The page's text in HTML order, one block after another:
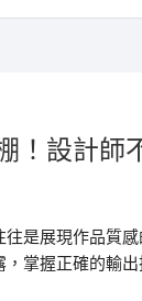
！設計師
是展現作品質
掌握正確的輸出